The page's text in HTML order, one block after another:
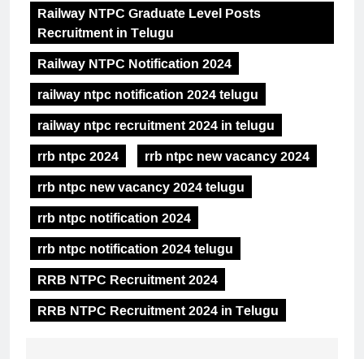
Railway NTPC Graduate Level Posts
Recruitment in Telugu
Railway NTPC Notification 2024
railway ntpc notification 2024 telugu
railway ntpc recruitment 2024 in telugu
rrb ntpc 2024
rrb ntpc new vacancy 2024
rrb ntpc new vacancy 2024 telugu
rrb ntpc notification 2024
rrb ntpc notification 2024 telugu
RRB NTPC Recruitment 2024
RRB NTPC Recruitment 2024 in Telugu